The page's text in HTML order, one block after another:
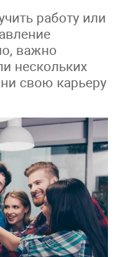
работу или
важно
нескольких
свою карьеру